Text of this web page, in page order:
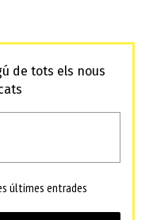
de tots els nous
últimes entrades